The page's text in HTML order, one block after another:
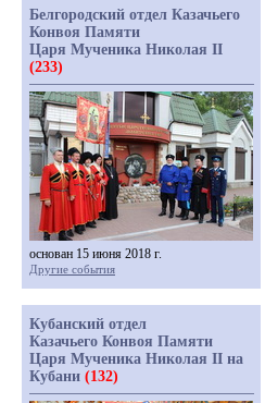
Белгородский отдел Казачьего
Конвоя Памяти
Царя Мученика Николая II
(233)
основан 15 июня 2018 г.
Другие события
Кубанский отдел
Казачьего Конвоя Памяти
Царя Мученика Николая II на
Кубани (132)